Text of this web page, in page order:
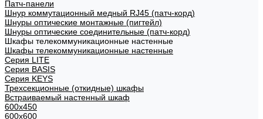
Патч-панели
Шнур коммутационный медный RJ45 (патч-корд)
Шнуры оптические монтажные (пигтейл)
Шнуры оптические соединительные (патч-корд)
Шкафы телекоммуникационные настенные
Шкафы телекоммуникационные настенные
Cерия LITE
Cерия BASIS
Cерия KEYS
Трехсекционные (откидные) шкафы
Встраиваемый настенный шкаф
600x450
600x600